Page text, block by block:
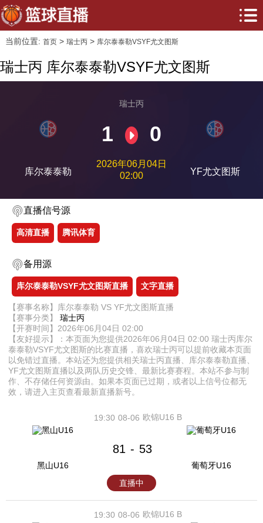
当前位置: 首页> 瑞士丙> 库尔泰泰勒VSYF尤文图斯
瑞士丙 库尔泰泰勒VSYF尤文图斯
库尔泰泰勒
瑞士丙
1 0
2026年06月04日
02:00
YF尤文图斯
直播信号源
高清直播 腾讯体育
备用源
库尔泰泰勒VSYF尤文图斯直播 文字直播
【赛事名称】库尔泰泰勒 VS YF尤文图斯直播
【赛事分类】 瑞士丙
【开赛时间】2026年06月04日 02:00
【友好提示】：本页面为您提供2026年06月04日 02:00 瑞士丙库尔
泰泰勒VSYF尤文图斯的比赛直播，喜欢瑞士丙可以提前收藏本页面
以免错过直播。本站还为您提供相关瑞士丙直播、库尔泰泰勒直播、
YF尤文图斯直播以及两队历史交锋、最新比赛赛程。本站不参与制
作、不存储任何资源由。如果本页面已过期，或者以上信号位都无
效，请进入主页查看最新直播新号。
08-06
19:30 欧锦U16 B
黑山U16
81 - 53
葡萄牙U16
直播中
08-06
19:30 欧锦U16 B